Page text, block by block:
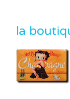
la